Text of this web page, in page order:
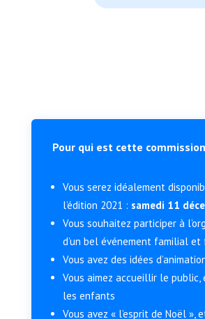
Pour qui est cette
Vous serez idéalement
l’édition 2021 : samedi 11
Vous souhaitez participer à
d’un bel événement familial
Vous avez des idées
Vous aimez accueillir le
les enfants
Vous avez « l’esprit de Noël »,